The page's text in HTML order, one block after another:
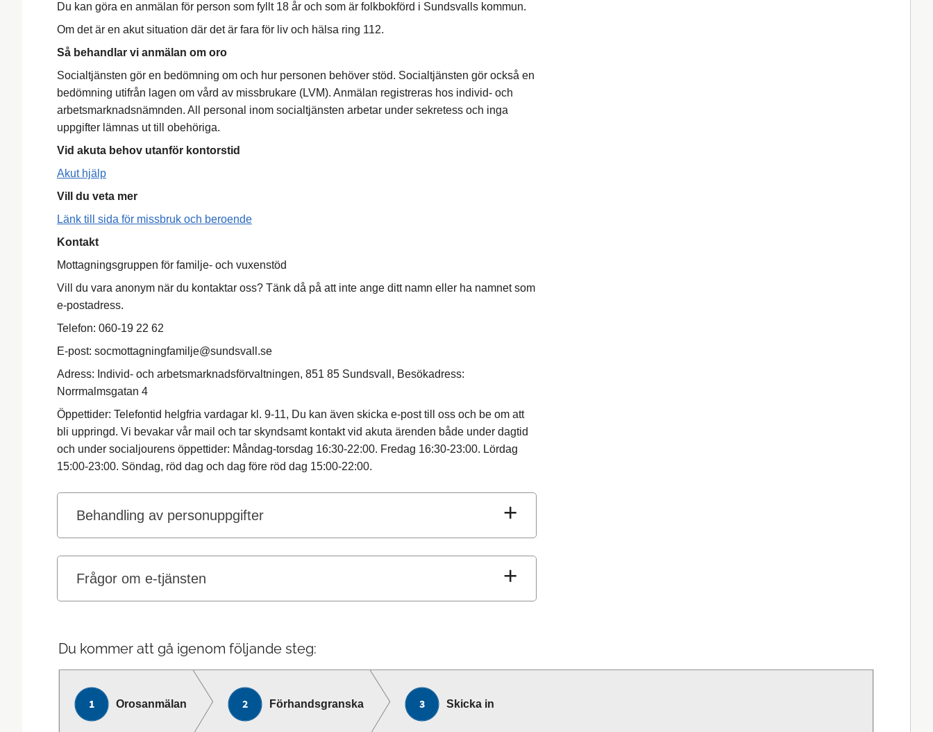
Du kan göra en anmälan för person som fyllt 18 år och som är folkbokförd i Sundsvalls kommun.
Om det är en akut situation där det är fara för liv och hälsa ring 112.
Så behandlar vi anmälan om oro
Socialtjänsten gör en bedömning om och hur personen behöver stöd. Socialtjänsten gör också en
bedömning utifrån lagen om vård av missbrukare (LVM). Anmälan registreras hos individ- och
arbetsmarknadsnämnden. All personal inom socialtjänsten arbetar under sekretess och inga
uppgifter lämnas ut till obehöriga.
Vid akuta behov utanför kontorstid
Akut hjälp
Vill du veta mer
Länk till sida för missbruk och beroende
Kontakt
Mottagningsgruppen för familje- och vuxenstöd
Vill du vara anonym när du kontaktar oss? Tänk då på att inte ange ditt namn eller ha namnet som
e-postadress.
Telefon: 060-19 22 62
E-post: socmottagningfamilje@sundsvall.se
Adress: Individ- och arbetsmarknadsförvaltningen, 851 85 Sundsvall, Besökadress:
Norrmalmsgatan 4
Öppettider: Telefontid helgfria vardagar kl. 9-11, Du kan även skicka e-post till oss och be om att
bli uppringd. Vi bevakar vår mail och tar skyndsamt kontakt vid akuta ärenden både under dagtid
och under socialjourens öppettider: Måndag-torsdag 16:30-22:00. Fredag 16:30-23:00. Lördag
15:00-23:00. Söndag, röd dag och dag före röd dag 15:00-22:00.
Behandling av personuppgifter
Frågor om e-tjänsten
Du kommer att gå igenom följande steg:
Orosanmälan Förhandsgranska Skicka in